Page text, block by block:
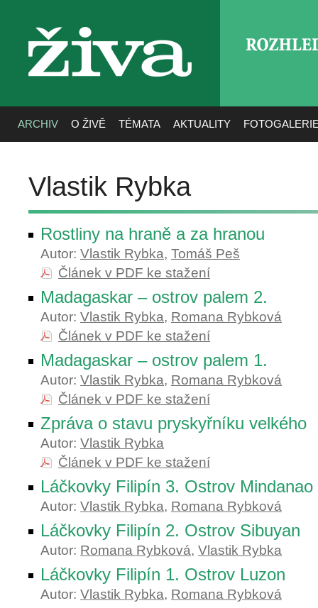
živa
ARCHIV O ŽIVĚ TÉMATA AKTUALITY
Vlastik Rybka
Rostliny na hraně a za hranou
Autor: Vlastik Rybka, Tomáš Peš
Článek v PDF ke stažení
Madagaskar – ostrov palem 2.
Autor: Vlastik Rybka, Romana Rybková
Článek v PDF ke stažení
Madagaskar – ostrov palem 1.
Autor: Vlastik Rybka, Romana Rybková
Článek v PDF ke stažení
Zpráva o stavu pryskyřníku velkého
Autor: Vlastik Rybka
Článek v PDF ke stažení
Láčkovky Filipín 3. Ostrov Mindanao
Autor: Vlastik Rybka, Romana Rybková
Láčkovky Filipín 2. Ostrov Sibuyan
Autor: Romana Rybková, Vlastik Rybka
Láčkovky Filipín 1. Ostrov Luzon
Autor: Vlastik Rybka, Romana Rybková